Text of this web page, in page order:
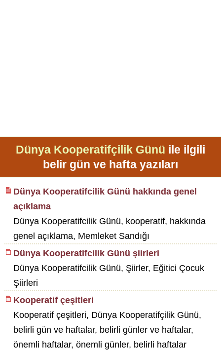
Dünya Kooperatifçilik Günü ile ilgili
belir gün ve hafta yazıları
Dünya Kooperatifcilik Günü hakkında genel
açıklama
Dünya Kooperatifcilik Günü, kooperatif, hakkında
genel açıklama, Memleket Sandığı
Dünya Kooperatifcilik Günü şiirleri
Dünya Kooperatifcilik Günü, Şiirler, Eğitici Çocuk
Şiirleri
Kooperatif çeşitleri
Kooperatif çeşitleri, Dünya Kooperatifçilik Günü,
belirli gün ve haftalar, belirli günler ve haftalar,
önemli haftalar, önemli günler, belirli haftalar